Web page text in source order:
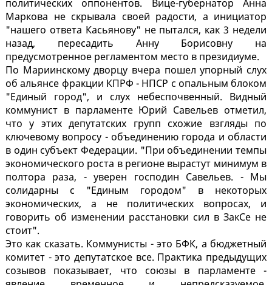
политических оппонентов. Вице-губернатор Анна
Маркова не скрывала своей радости, а инициатор
"нашего ответа Касьянову" не пытался, как 3 недели
назад, пересадить Анну Борисовну на
предусмотренное регламентом место в президиуме.
По Мариинскому дворцу вчера пошел упорный слух
об альянсе фракции КПРФ - НПСР с опальным блоком
"Единый город", и слух небеспочвенный. Видный
коммунист в парламенте Юрий Савельев отметил,
что у этих депутатских групп схожие взгляды по
ключевому вопросу - объединению города и области
в один субъект Федерации. "При объединении темпы
экономического роста в регионе вырастут минимум в
полтора раза, - уверен господин Савельев. - Мы
солидарны с "Единым городом" в некоторых
экономических, а не политических вопросах, и
говорить об изменении расстановки сил в ЗакСе не
стоит".
Это как сказать. Коммунисты - это БФК, а бюджетный
комитет - это депутатское все. Практика предыдущих
созывов показывает, что союзы в парламенте -